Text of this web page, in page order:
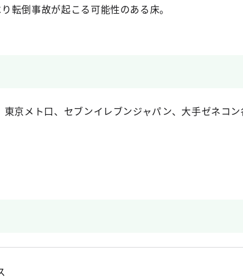
転倒事故が起こる可能性のある床。
京メト口、セブンイレブンジャパン、大手ゼネコ